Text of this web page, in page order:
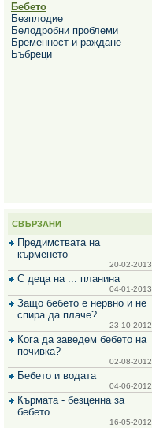
във
всички
оферти
Всички
оферти
Бебето
Безплодие
Белодробни проблеми
Бременност и раждане
Бъбреци
СВЪРЗАНИ
Предимствата на
кърменето
20-02-2013
С деца на ... планина
04-01-2013
Защо бебето е нервно и не
спира да плаче?
23-10-2012
Кога да заведем бебето на
почивка?
02-08-2012
Бебето и водата
04-06-2012
Кърмата - безценна за
бебето
16-05-2012